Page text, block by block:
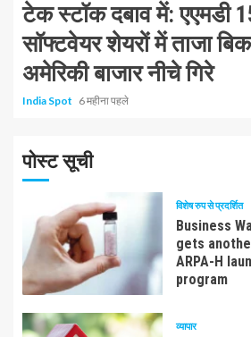
टेक स्टॉक दबाव में: एएमडी
सॉफ्टवेयर शेयरों में ताजा
अमेरिकी बाजार नीचे गिरे
India Spot 6 महीना पहले
पोस्ट सूची
विशेष रुप से प्रदर्शित
Business
gets
ARPA-H
program
व्यापार